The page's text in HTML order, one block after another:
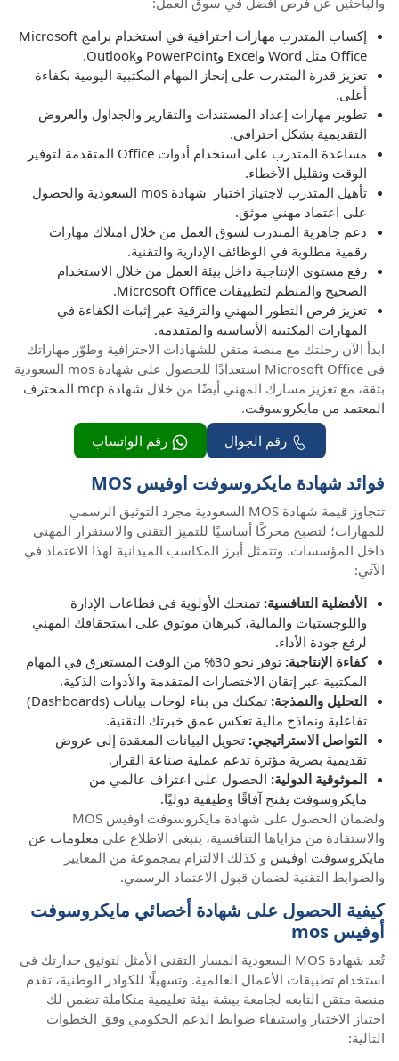
إكساب المتدرب مهارات احترافية في استخدام برامج Microsoft
Office مثل Word وExcel وPowerPoint وOutlook.
تعزيز قدرة المتدرب على إنجاز المهام المكتبية اليومية بكفاءة
أعلى.
تطوير مهارات إعداد المستندات والتقارير والجداول والعروض
التقديمية بشكل احترافي.
مساعدة المتدرب على استخدام أدوات Office المتقدمة لتوفير
الوقت وتقليل الأخطاء.
تأهيل المتدرب لاجتياز اختبار شهادة mos السعودية والحصول
على اعتماد مهني موثق.
دعم جاهزية المتدرب لسوق العمل من خلال امتلاك مهارات
رقمية مطلوبة في الوظائف الإدارية والتقنية.
رفع مستوى الإنتاجية داخل بيئة العمل من خلال الاستخدام
الصحيح والمنظم لتطبيقات Microsoft Office.
تعزيز فرص التطور المهني والترقية عبر إثبات الكفاءة في
المهارات المكتبية الأساسية والمتقدمة.
ابدأ الآن رحلتك مع منصة متقن للشهادات الاحترافية وطوّر مهاراتك
في Microsoft Office استعدادًا للحصول على شهادة mos السعودية
بثقة، مع تعزيز مسارك المهني أيضًا من خلال
شهادة mcp المحترف
المعتمد من مايكروسوفت.
رقم الجوال
رقم الواتساب
فوائد شهادة مايكروسوفت اوفيس MOS
تتجاوز قيمة شهادة MOS السعودية مجرد التوثيق الرسمي
للمهارات؛ لتصبح محركًا أساسيًا للتميز التقني والاستقرار المهني
داخل المؤسسات. وتتمثل أبرز المكاسب الميدانية لهذا الاعتماد في
الآتي:
الأفضلية التنافسية: تمنحك الأولوية في قطاعات الإدارة
واللوجستيات والمالية، كبرهان موثوق على استحقاقك المهني
لرفع جودة الأداء.
كفاءة الإنتاجية:
توفر نحو 30% من الوقت المستغرق في المهام
المكتبية عبر إتقان الاختصارات المتقدمة والأدوات الذكية.
التحليل والنمذجة:
تمكنك من بناء لوحات بيانات (Dashboards)
تفاعلية ونماذج مالية تعكس عمق خبرتك التقنية.
التواصل الاستراتيجي: تحويل البيانات المعقدة إلى عروض
تقديمية بصرية مؤثرة تدعم عملية صناعة القرار.
الموثوقية الدولية: الحصول على اعتراف عالمي من
مايكروسوفت يفتح آفاقًا وظيفية دوليًا.
ولضمان الحصول على شهادة مايكروسوفت اوفيس MOS
والاستفادة من مزاياها التنافسية، ينبغي الاطلاع على معلومات عن
مايكروسوفت اوفيس و كذلك الالتزام بمجموعة من المعايير
والضوابط التقنية لضمان قبول الاعتماد الرسمي.
كيفية الحصول على شهادة أخصائي مايكروسوفت
أوفيس mos
تُعد شهادة MOS السعودية المسار التقني الأمثل لتوثيق جدارتك في
استخدام تطبيقات الأعمال العالمية. وتسهيلًا للكوادر الوطنية، تقدم
منصة متقن التابعه لجامعة بيشة بيئة تعليمية متكاملة تضمن لك
اجتياز الاختبار واستيفاء ضوابط الدعم الحكومي وفق الخطوات
التالية: